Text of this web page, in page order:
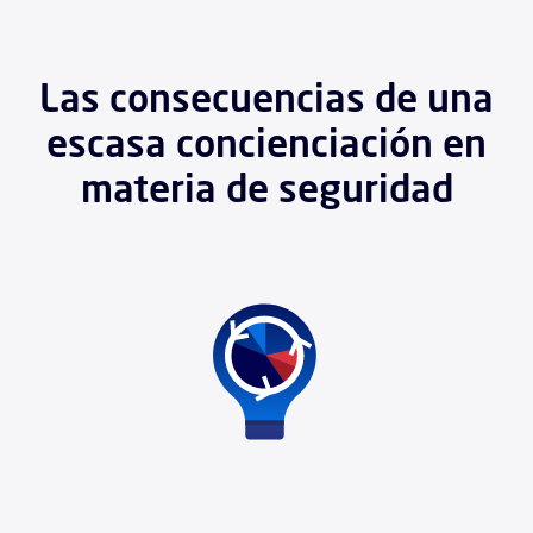
Las consecuencias de una
escasa concienciación en
materia de seguridad